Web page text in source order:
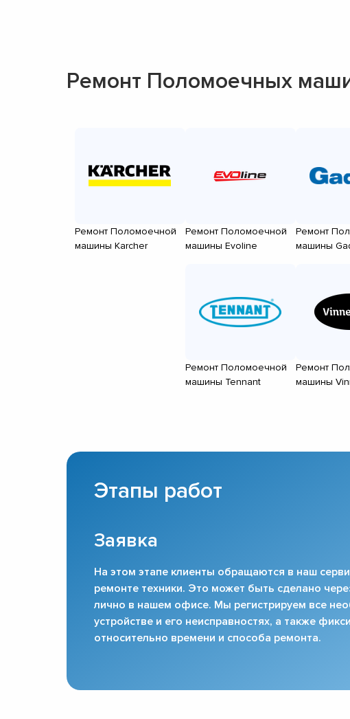
Ремонт Поломоечных
Ремонт Поломоечной
машины Karcher
Ремонт Поломоечной
машины Evoline
Ремонт
машины
Ремонт Поломоечной
машины Tennant
Ремонт
машины
Этапы работ
Заявка
На этом этапе клиенты обращаются в наш
ремонте техники. Это может быть сделано
лично в нашем офисе. Мы регистрируем все
устройстве и его неисправностях, а также
относительно времени и способа ремонта.